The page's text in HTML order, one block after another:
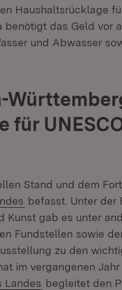
Haushaltsrücklage
benötigt das Geld vor
und Abwasser
für
Stand und dem
(Öffnet in neuem
befasst. Unter der
Kunst gab es unter
Fundstellen sowie
zu den
im vergangenen
Landes (Öffnet in
begleitet den